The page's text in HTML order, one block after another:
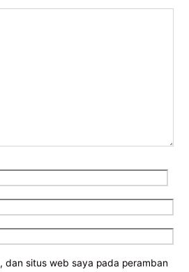
dan situs web saya pada peramban